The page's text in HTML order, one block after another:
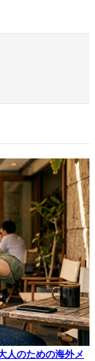
人のための海外メ